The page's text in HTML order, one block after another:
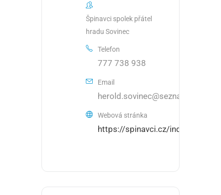
Špinavci spolek přátel
hradu Sovinec
Telefon
777 738 938
Email
herold.sovinec@seznam.cz
Webová stránka
https://spinavci.cz/index.htm